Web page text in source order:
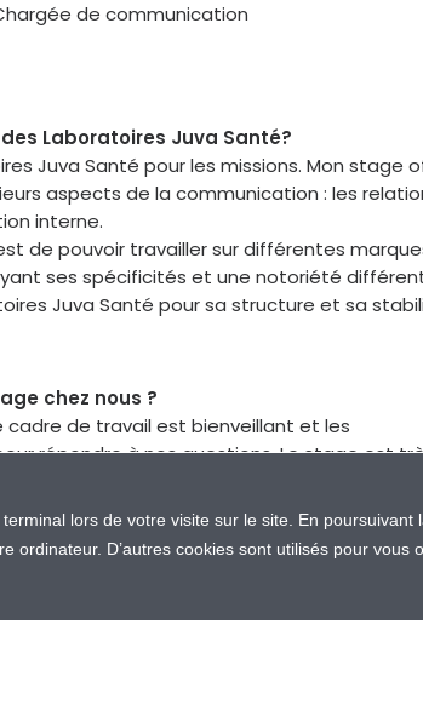
de communication
Laboratoires Juva Santé?
Juva Santé pour les missions. Mon stage
aspects de la communication : les
interne.
de pouvoir travailler sur différentes
ses spécificités et une notoriété
Juva Santé pour sa structure et sa
chez nous ?
cadre de travail est bienveillant et les
répondre à nos questions. Le stage est
On a de l’autonomie et il y a une vraie
lors de votre visite sur le site. En poursuivant
ordinateur. D’autres cookies sont utilisés pour vous